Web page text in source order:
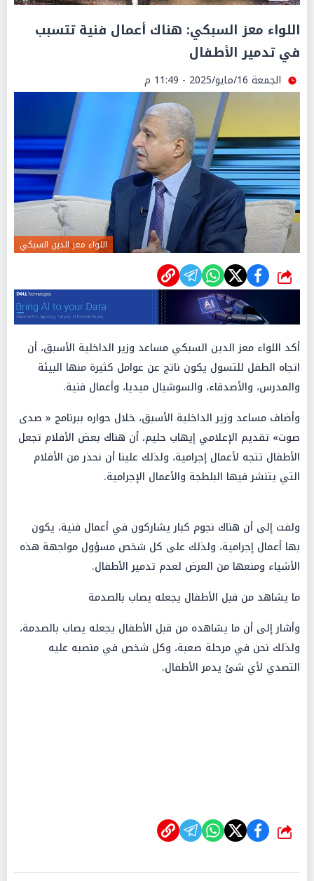
اللواء معز السبكي: هناك أعمال فنية تتسبب
في تدمير الأطفال
الجمعة 16/مايو/2025 - 11:49 م
اللواء معز الدين السبكي
شارك
أكد اللواء معز الدين السبكي مساعد وزير الداخلية الأسبق، أن
اتجاه الطفل للتسول يكون ناتج عن عوامل كثيرة منها البيئة
والمدرس، والأصدقاء، والسوشيال ميديا، وأعمال فنية.
وأضاف مساعد وزير الداخلية الأسبق، خلال حواره ببرنامج « صدى
صوت» تقديم الإعلامي إيهاب حليم، أن هناك بعض الأفلام تجعل
الأطفال تتجه لأعمال إجرامية، ولذلك علينا أن نحذر من الأفلام
التي يتنشر فيها البلطجة والأعمال الإجرامية.
ولفت إلى أن هناك نجوم كبار يشاركون في أعمال فنية، يكون
بها أعمال إجرامية، ولذلك على كل شخص مسؤول مواجهة هذه
الأشياء ومنعها من العرض لعدم تدمير الأطفال.
ما يشاهد من قبل الأطفال يجعله يصاب بالصدمة
وأشار إلى أن ما يشاهده من قبل الأطفال يجعله يصاب بالصدمة،
ولذلك نحن في مرحلة صعبة، وكل شخص في منصبه عليه
التصدي لأي شئ يدمر الأطفال.
شارك